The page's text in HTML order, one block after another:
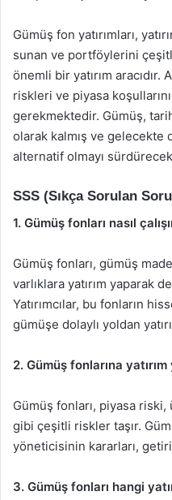
Gümüş fon yatırımları,
sunan ve portföylerini
önemli bir yatırım aracıdır.
riskleri ve piyasa
gerekmektedir. Gümüş,
olarak kalmış ve gelecekte
alternatif olmayı
SSS (Sıkça Sorulan
1. Gümüş fonları nasıl
Gümüş fonları, gümüş
varlıklara yatırım yaparak
Yatırımcılar, bu fonların
gümüşe dolaylı yoldan
2. Gümüş fonlarına
Gümüş fonları, piyasa
gibi çeşitli riskler taşır.
yöneticisinin kararları,
3. Gümüş fonları hangi